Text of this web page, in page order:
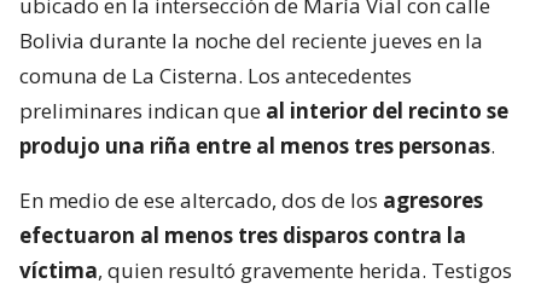
Bolivia durante la noche del reciente jueves en la
comuna de La Cisterna. Los antecedentes
preliminares indican que al interior del recinto se
produjo una riña entre al menos tres personas.
En medio de ese altercado, dos de los agresores
efectuaron al menos tres disparos contra la
víctima, quien resultó gravemente herida. Testigos